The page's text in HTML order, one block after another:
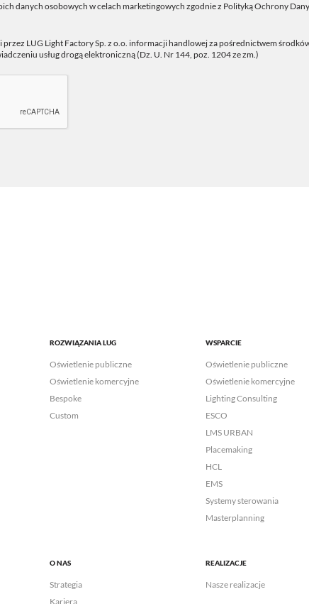
danych osobowych w celach marketingowych zgodnie z Polityką Ochrony
przez LUG Light Factory Sp. z o.o. informacji handlowej za pośrednictwem
usług drogą elektroniczną (Dz. U. Nr 144, poz. 1204 ze zm.)
ROZWIĄZANIA LUG
Oświetlenie publiczne
Oświetlenie komercyjne
Bespoke
Custom
WSPARCIE
Oświetlenie publiczne
Oświetlenie komercyjne
Lighting Consulting
ESCO
LMS URBAN
Placemaking
HCL
EMS
Systemy sterowania
Masterplanning
O NAS
Strategia
Kariera
REALIZACJE
Nasze realizacje